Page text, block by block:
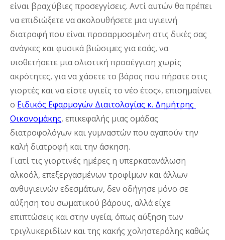
είναι βραχύβιες προσεγγίσεις. Αντί αυτών θα πρέπει
να επιδιώξετε να ακολουθήσετε μια υγιεινή
διατροφή που είναι προσαρμοσμένη στις δικές σας
ανάγκες και φυσικά βιώσιμες για εσάς, να
υιοθετήσετε μια ολιστική προσέγγιση χωρίς
ακρότητες, για να χάσετε το βάρος που πήρατε στις
γιορτές και να είστε υγιείς το νέο έτος», επισημαίνει
ο Ειδικός Εφαρμογών Διαιτολογίας κ. Δημήτρης
Οικονομάκης, επικεφαλής μιας ομάδας
διατροφολόγων και γυμναστών που αγαπούν την
καλή διατροφή και την άσκηση.
Γιατί τις γιορτινές ημέρες η υπερκατανάλωση
αλκοόλ, επεξεργασμένων τροφίμων και άλλων
ανθυγιεινών εδεσμάτων, δεν οδήγησε μόνο σε
αύξηση του σωματικού βάρους, αλλά είχε
επιπτώσεις και στην υγεία, όπως αύξηση των
τριγλυκεριδίων και της κακής χοληστερόλης καθώς